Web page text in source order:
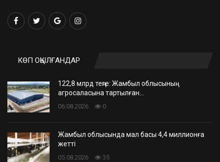
КӨП ОҚЫЛҒАНДАР
122,8 млрд теңге: Жамбыл облысының
агросаласына тартылған…
06.08.2026 0
Жамбыл облысында мал басы 4,4 миллионға
жетті
05.08.2026 35